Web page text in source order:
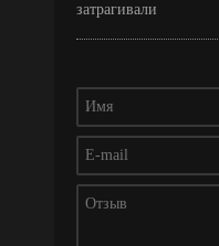
затрагивали